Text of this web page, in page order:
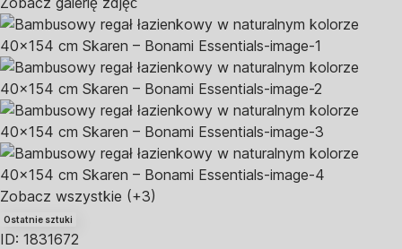
Zobacz wszystkie (+3)
Ostatnie sztuki
ID: 1831672